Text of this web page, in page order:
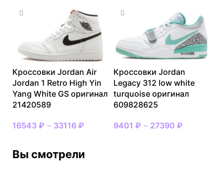
Кроссовки Jordan Air
Jordan 1 Retro High Yin
Yang White GS оригинал
21420589
16543 ₽ – 33116 ₽
Кроссовки Jordan
Legacy 312 low white
turquoise оригинал
609828625
9401 ₽ – 27390 ₽
Вы смотрели